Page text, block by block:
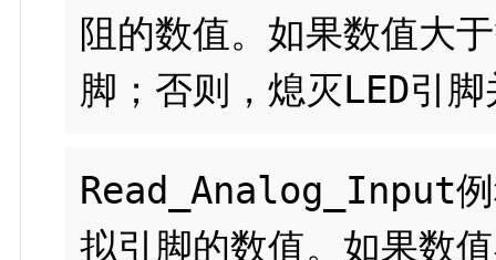
阻的数值。如果数值大
Read_Analog_Input例